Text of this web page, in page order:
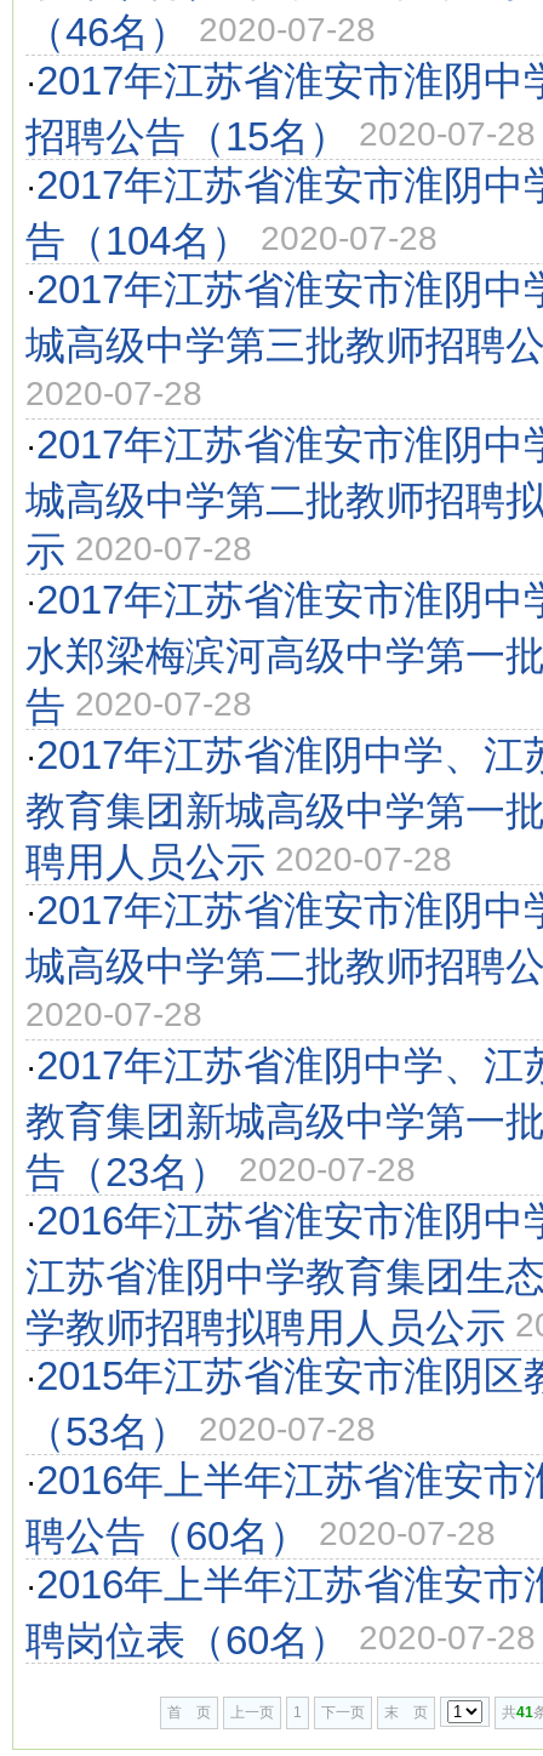
（46名）
2020-07-28
·2017年江苏省淮安市淮阴中
招聘公告（15名）
2020-07-28
·2017年江苏省淮安市淮阴中
告（104名）
2020-07-28
·2017年江苏省淮安市淮阴中
城高级中学第三批教师招聘
2020-07-28
·2017年江苏省淮安市淮阴中
城高级中学第二批教师招聘
示 2020-07-28
·2017年江苏省淮安市淮阴中
水郑梁梅滨河高级中学第一
告 2020-07-28
·2017年江苏省淮阴中学、江
教育集团新城高级中学第一
聘用人员公示 2020-07-28
·2017年江苏省淮安市淮阴中
城高级中学第二批教师招聘
2020-07-28
·2017年江苏省淮阴中学、江
教育集团新城高级中学第一
告（23名）
2020-07-28
·2016年江苏省淮安市淮阴中
江苏省淮阴中学教育集团生
学教师招聘拟聘用人员公示
·2015年江苏省淮安市淮阴区
（53名）
2020-07-28
·2016年上半年江苏省淮安市
聘公告（60名）
2020-07-28
·2016年上半年江苏省淮安市
聘岗位表（60名） 2020-07-28
首 页 上一页 1 下一页 末 页 共41